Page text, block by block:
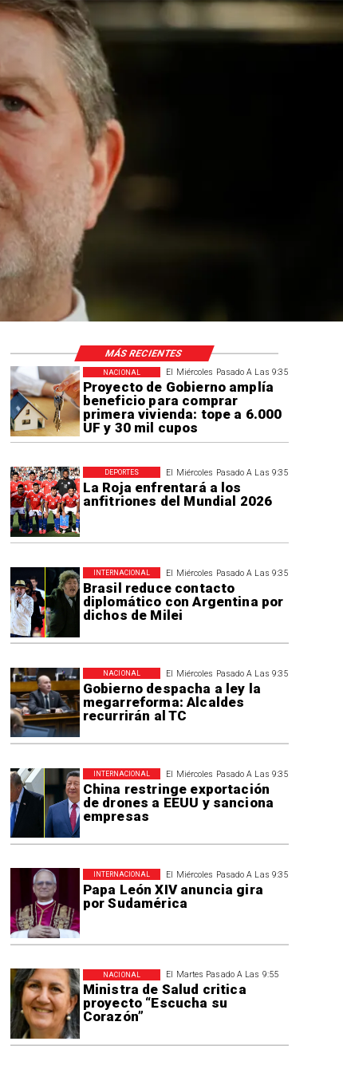
El Miércoles Pasado A Las 9:35
Proyecto de Gobierno amplía
beneficio para comprar
primera vivienda: tope a 6.000
UF y 30 mil cupos
NACIONAL
El Miércoles Pasado A Las 9:35
La Roja enfrentará a los
anfitriones del Mundial 2026
DEPORTES
El Miércoles Pasado A Las 9:35
Brasil reduce contacto
diplomático con Argentina por
dichos de Milei
INTERNACIONAL
El Miércoles Pasado A Las 9:35
Gobierno despacha a ley la
megarreforma: Alcaldes
recurrirán al TC
NACIONAL
El Miércoles Pasado A Las 9:35
China restringe exportación
de drones a EEUU y sanciona
empresas
INTERNACIONAL
El Miércoles Pasado A Las 9:35
Papa León XIV anuncia gira
por Sudamérica
INTERNACIONAL
El Martes Pasado A Las 9:55
Ministra de Salud critica
proyecto “Escucha su
Corazón”
NACIONAL
MÁS RECIENTES